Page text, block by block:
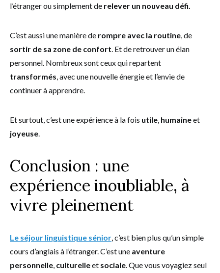
l’étranger ou simplement de relever un nouveau défi.
C’est aussi une manière de rompre avec la routine , de
sortir de sa zone de confort . Et de retrouver un élan
personnel. Nombreux sont ceux qui repartent
transformés , avec une nouvelle énergie et l’envie de
continuer à apprendre.
Et surtout, c’est une expérience à la fois utile humaineet
joyeuse
Conclusion : une
expérience inoubliable, à
vivre pleinement
Le séjour linguistique sénior , c’est bien plus qu’un simple
cours d’anglais à l’étranger. C’est une aventure
personnelle culturelleet sociale . Que vous voyagiez seul